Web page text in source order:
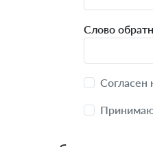
Слово
Согласен